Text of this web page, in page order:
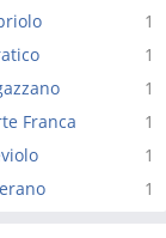
1
1
1
1
Franca
1
1